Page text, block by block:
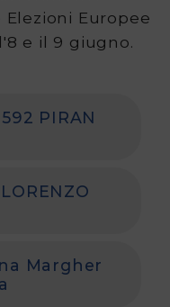
Europee
e il 9 giugno.
PIRAN
Margher